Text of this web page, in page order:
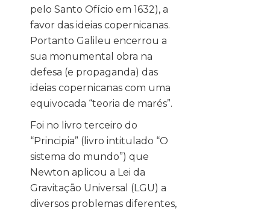
pelo Santo Ofício em 1632), a
favor das ideias copernicanas.
Portanto Galileu encerrou a
sua monumental obra na
defesa (e propaganda) das
ideias copernicanas com uma
equivocada “teoria de marés”.
Foi no livro terceiro do
“Principia” (livro intitulado “O
sistema do mundo”) que
Newton aplicou a Lei da
Gravitação Universal (LGU) a
diversos problemas diferentes,